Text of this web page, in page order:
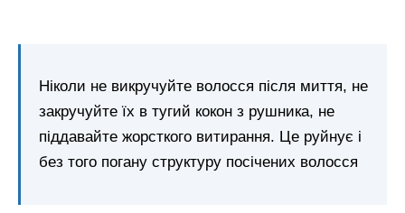
Ніколи не викручуйте волосся після миття, не
закручуйте їх в тугий кокон з рушника, не
піддавайте жорсткого витирання. Це руйнує і
без того погану структуру посічених волосся